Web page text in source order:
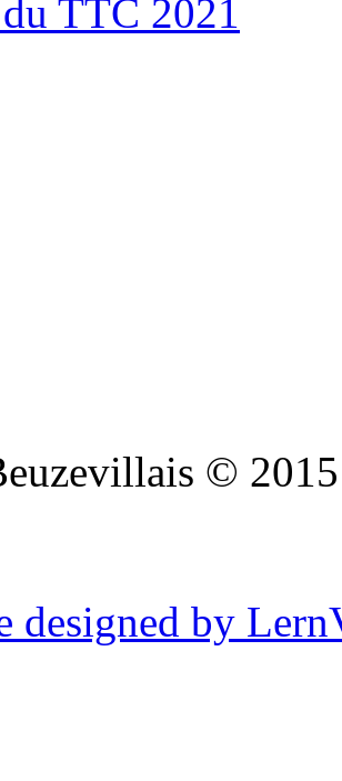
TTC 2021
© 2015
designed by